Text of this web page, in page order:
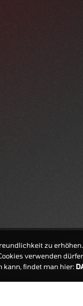
zu
verwenden
kann, findet man hier: